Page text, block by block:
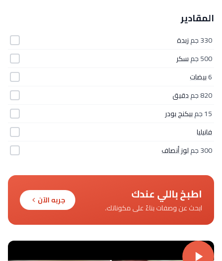
المقادير
330 جم
زبدة
500 جم
سكر
6بيضات
820 جم
دقيق
15 جم
بيكنج بودر
فانيليا
300 جم
لوز أنصاف
اطبخ باللي عندك
ابحث عن وصفات بناءً على مكوناتك.
جربه الآن